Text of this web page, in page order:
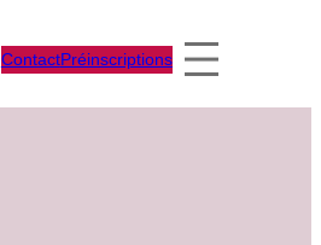
ContactPréinscriptions